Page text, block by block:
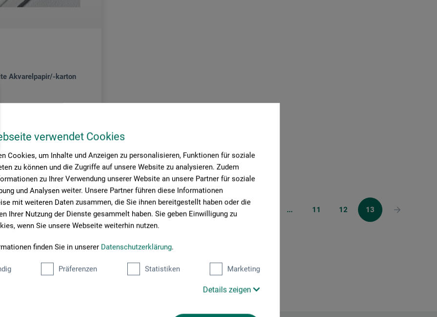
verwendet Cookies
Cookies, um Inhalte und Anzeigen zu personalisieren, Funktionen für soziale
zu können und die Zugriffe auf unsere Website zu analysieren. Zudem
zu Ihrer Verwendung unserer Website an unsere Partner für soziale
und Analysen weiter. Unsere Partner führen diese Informationen
mit weiteren Daten zusammen, die Sie ihnen bereitgestellt haben oder die
Ihrer Nutzung der Dienste gesammelt haben. Sie geben Einwilligung zu
wenn Sie unsere Webseite weiterhin nutzen.
finden Sie in unserer Datenschutzerklärung.
Präferenzen Statistiken Marketing
Details zeigen
Akvarelpapir/-karton
DKK / (netto: 84,77 DKK)
... 11 12 13